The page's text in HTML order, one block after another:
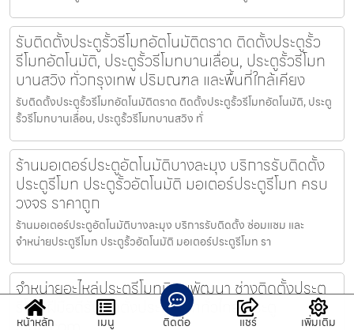
รับติดตั้งประตูรั้วรีโมทอัตโนมัติตราด ติดตั้งประตูรั้ว
รีโมทอัตโนมัติ, ประตูรั้วรีโมทบานเลื่อน, ประตูรั้วรีโมท
บานสวิง ทั่วกรุงเทพ ปริมณฑล และพื้นที่ใกล้เคียง
รับติดตั้งประตูรั้วรีโมทอัตโนมัติตราด ติดตั้งประตูรั้วรีโมทอัตโนมัติ, ประตู
รั้วรีโมทบานเลื่อน, ประตูรั้วรีโมทบานสวิง ทั่
ร้านมอเตอร์ประตูอัตโนมัติบางละมุง บริการรับติดตั้ง
ประตูรีโมท ประตูรั้วอัตโนมัติ มอเตอร์ประตูรีโมท ครบ
วงจร ราคาถูก
ร้านมอเตอร์ประตูอัตโนมัติบางละมุง บริการรับติดตั้ง ซ่อมแซม และ
จำหน่ายประตูรีโมท ประตูรั้วอัตโนมัติ มอเตอร์ประตูรีโมท รา
จำหน่ายอะไหล่ประตูรีโมทนิคมพัฒนา ช่างติดตั้งประตู
รีโมทฝีมือดีรับติดตั้งประตูรีโมททั่วไทย ประตู
หน้าหลัก เมนู ติดต่อ แชร์ เพิ่มเติม